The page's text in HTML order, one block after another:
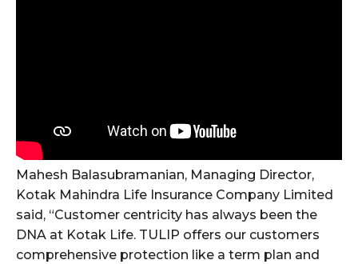
Mahesh Balasubramanian, Managing Director,
Kotak Mahindra Life Insurance Company Limited
said, “Customer centricity has always been the
DNA at Kotak Life. TULIP offers our customers
comprehensive protection like a term plan and